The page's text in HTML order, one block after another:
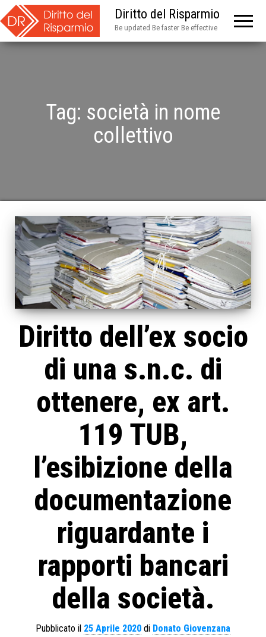
Diritto del Risparmio
Be updated Be faster Be effective
Tag: società in nome
collettivo
Diritto dell’ex socio
di una s.n.c. di
ottenere, ex art.
119 TUB,
l’esibizione della
documentazione
riguardante i
rapporti bancari
della società.
Pubblicato il 25 Aprile 2020 di Donato Giovenzana